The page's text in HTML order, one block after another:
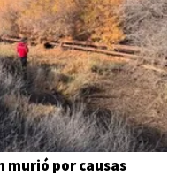
murió por causas